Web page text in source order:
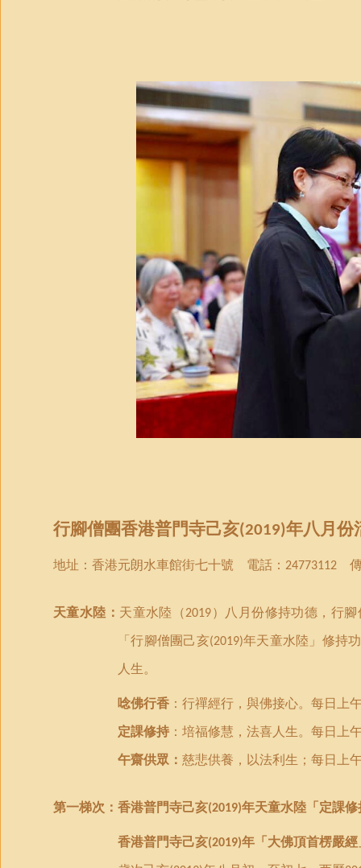
行腳僧團香港普門寺己亥(2019)年八月份
地址： 香港元朗水車館街七十號 電話： 24773112
天童水陸： 天童水陸（2019）八月份修持功德 ， 行
「行腳僧團己亥(2019)年天童水陸 」 修持
人生。
唸佛行香 ：行禪經行，與佛接心。 每日上
定課修持 ：培福修慧，法喜人生。每日上
午齋供眾： 慈悲供養，以法利生；每日上
第一梯次： 香港普門寺己亥(2019)年天童水陸「定課
香港普門寺己亥(2019)年「大佛頂首楞嚴